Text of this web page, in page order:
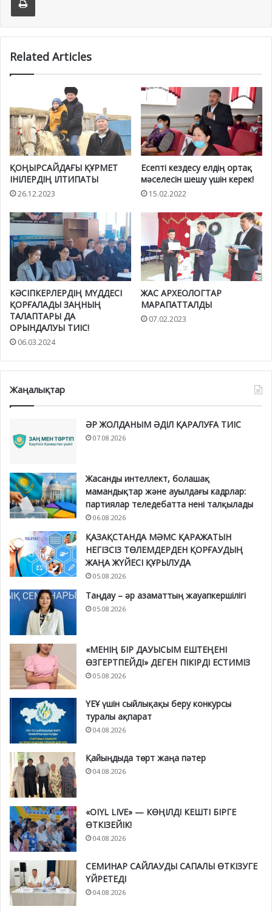
Related Articles
ҚОҢЫРСАЙДАҒЫ ҚҰРМЕТ
ІНІЛЕРДІҢ ІЛТИПАТЫ
26.12.2023
Есепті кездесу елдің ортақ
мәселесін шешу үшін керек!
15.02.2022
КӘСІПКЕРЛЕРДІҢ МҮДДЕСІ
ҚОРҒАЛАДЫ ЗАҢНЫҢ
ТАЛАПТАРЫ ДА
ОРЫНДАЛУЫ ТИІС!
06.03.2024
ЖАС АРХЕОЛОГТАР
МАРАПАТТАЛДЫ
07.02.2023
Жаңалықтар
ӘР ЖОЛДАНЫМ ӘДІЛ ҚАРАЛУҒА ТИІС
07.08.2026
Жасанды интеллект, болашақ
мамандықтар және ауылдағы кадрлар:
партиялар теледебатта нені талқылады
06.08.2026
ҚАЗАҚСТАНДА МӘМС ҚАРАЖАТЫН
НЕГІЗСІЗ ТӨЛЕМДЕРДЕН ҚОРҒАУДЫҢ
ЖАҢА ЖҮЙЕСІ ҚҰРЫЛУДА
05.08.2026
Таңдау – әр азаматтың жауапкершілігі
05.08.2026
«МЕНІҢ БІР ДАУЫСЫМ ЕШТЕҢЕНІ
ӨЗГЕРТПЕЙДІ» ДЕГЕН ПІКІРДІ ЕСТИМІЗ
05.08.2026
ҮЕҰ үшін сыйлықақы беру конкурсы
туралы ақпарат
04.08.2026
Қайыңдыда төрт жаңа пәтер
04.08.2026
«OIYL LIVE» — КӨҢІЛДІ КЕШТІ БІРГЕ
ӨТКІЗЕЙІК!
04.08.2026
СЕМИНАР САЙЛАУДЫ САПАЛЫ ӨТКІЗУГЕ
ҮЙРЕТЕДІ
04.08.2026